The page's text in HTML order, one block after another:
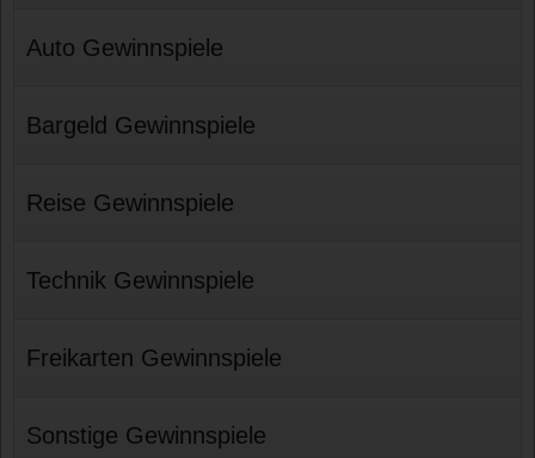
Auto Gewinnspiele
Bargeld Gewinnspiele
Reise Gewinnspiele
Technik Gewinnspiele
Freikarten Gewinnspiele
Sonstige Gewinnspiele